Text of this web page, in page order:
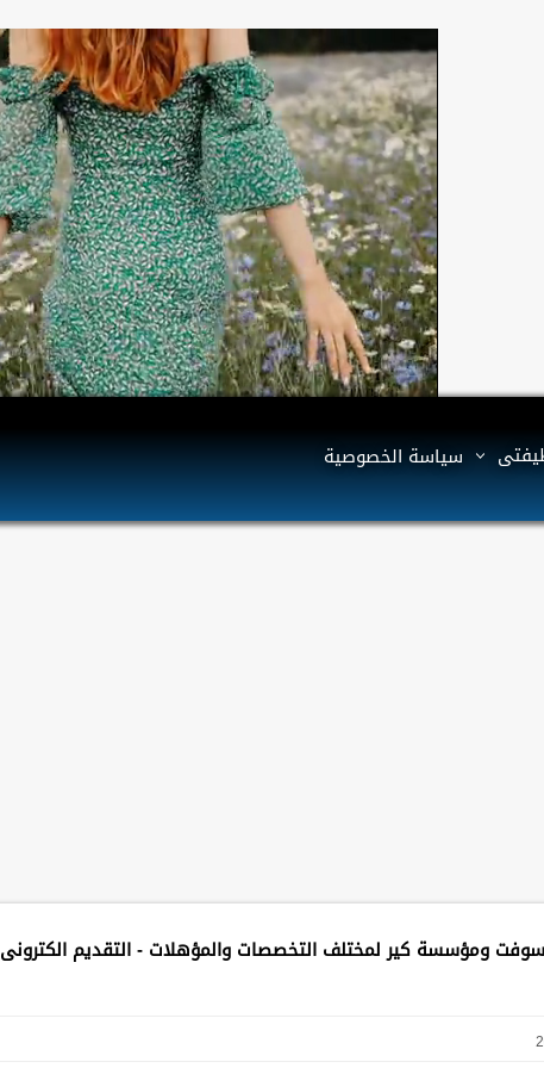
سياسة الخصوصية
ومؤسسة كير لمختلف التخصصات والمؤهلات - التقديم الكترونى